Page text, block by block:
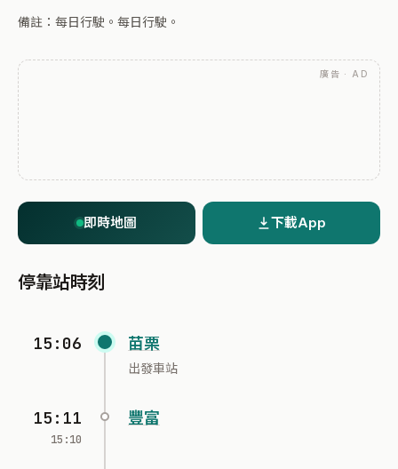
備註：每日行駛。每日行駛。
廣告 · AD
即時地圖 下載App
停靠站時刻
15:06 苗栗
出發車站
15:11
15:10
豐富